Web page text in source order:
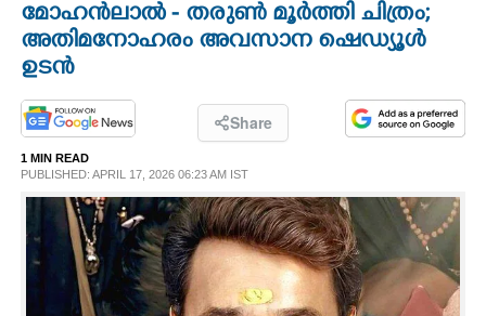
OPINION
PHOTOS
LIFESTYLE
SPIRITUAL
മോഹൻലാൽ - തരുൺ മൂർത്തി ചിത്രം;
അതിമനോഹരം അവസാന ഷെഡ്യൂൾ
ഉടൻ
Share
1 MIN READ
PUBLISHED: APRIL 17, 2026 06:23 AM IST